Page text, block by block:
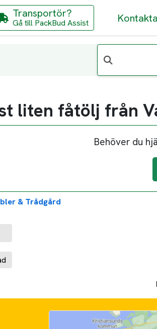
Transportör?
Gå till PackBud Assist
liten fåtölj från
Behöver du
& Trådgård